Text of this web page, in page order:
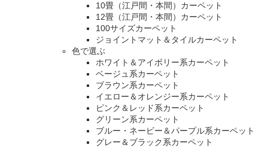
10畳（江戸間・本間）カーペット
12畳（江戸間・本間）カーペット
100サイズカーペット
ジョイントマット＆タイルカーペット
色で選ぶ
ホワイト＆アイボリー系カーペット
ベージュ系カーペット
ブラウン系カーペット
イエロー＆オレンジー系カーペット
ピンク＆レッド系カーペット
グリーン系カーペット
ブルー・ネービー＆パープル系カーペット
グレー＆ブラック系カーペット